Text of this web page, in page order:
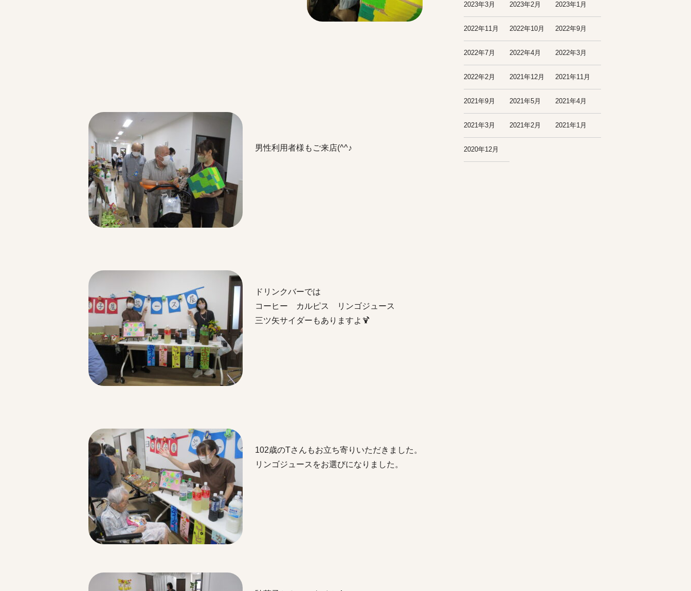
男性利用者様もご来店(^^♪
ドリンクバーでは
コーヒー カルピス リンゴジュース
三ツ矢サイダーもありますよ🍹
102歳のTさ んもお立ち寄りいただきました。
リンゴジュースをお選びになりました。
2023年3月 2023年2月 2023年1月
2022年11月 2022年10月 2022年9月
2022年7月 2022年4月 2022年3月
2022年2月 2021年12月 2021年11月
2021年9月 2021年5月 2021年4月
2021年3月 2021年2月 2021年1月
2020年12月